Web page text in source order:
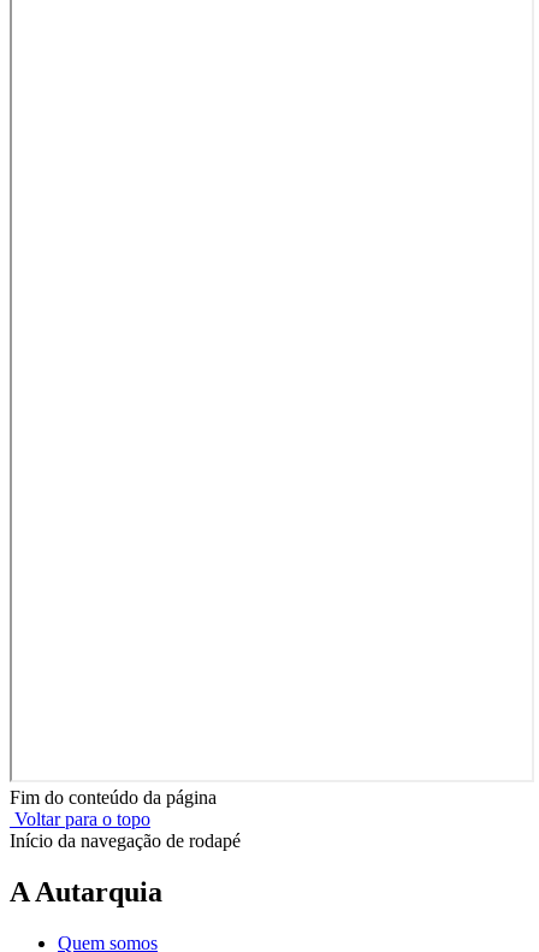
Fim do conteúdo da página
Voltar para o topo
Início da navegação de rodapé
A Autarquia
Quem somos